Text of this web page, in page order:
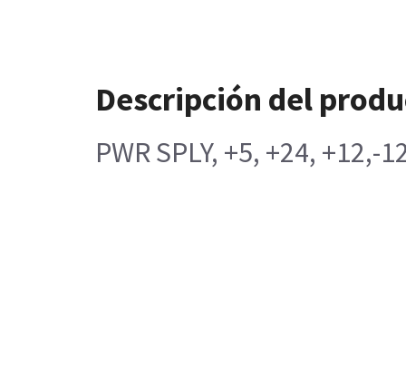
Descripción del
PWR SPLY, +5, +24, +12,-